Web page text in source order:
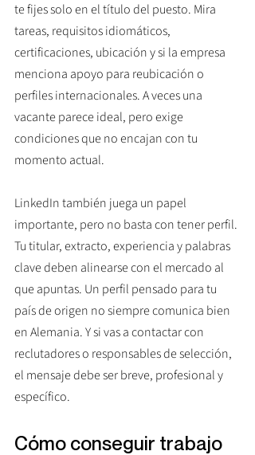
te fijes solo en el título del puesto. Mira
tareas, requisitos idiomáticos,
certificaciones, ubicación y si la empresa
menciona apoyo para reubicación o
perfiles internacionales. A veces una
vacante parece ideal, pero exige
condiciones que no encajan con tu
momento actual.
LinkedIn también juega un papel
importante, pero no basta con tener perfil.
Tu titular, extracto, experiencia y palabras
clave deben alinearse con el mercado al
que apuntas. Un perfil pensado para tu
país de origen no siempre comunica bien
en Alemania. Y si vas a contactar con
reclutadores o responsables de selección,
el mensaje debe ser breve, profesional y
específico.
Cómo conseguir trabajo